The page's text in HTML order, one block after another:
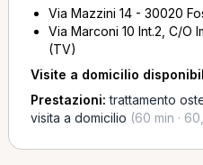
Via Mazzini 14 - 30020
Via Marconi 10 Int.2, C/O
(TV)
Visite a domicilio
Prestazioni:trattamento
visita a domicilio (60 min ·